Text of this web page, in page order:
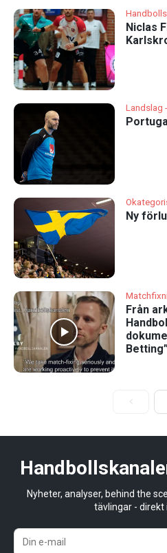
Niclas
Landslag
Ny
Från
Nyheter, analyser, behind the
tävlingar - direkt